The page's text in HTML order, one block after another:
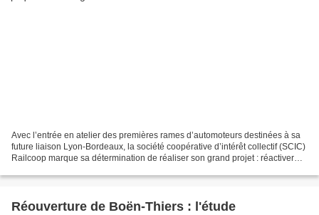
Avec l’entrée en atelier des premières rames d’automoteurs destinées à sa
future liaison Lyon-Bordeaux, la société coopérative d’intérêt collectif (SCIC)
Railcoop marque sa détermination de réaliser son grand projet : réactiver
Réouverture de Boën-Thiers : l'étude